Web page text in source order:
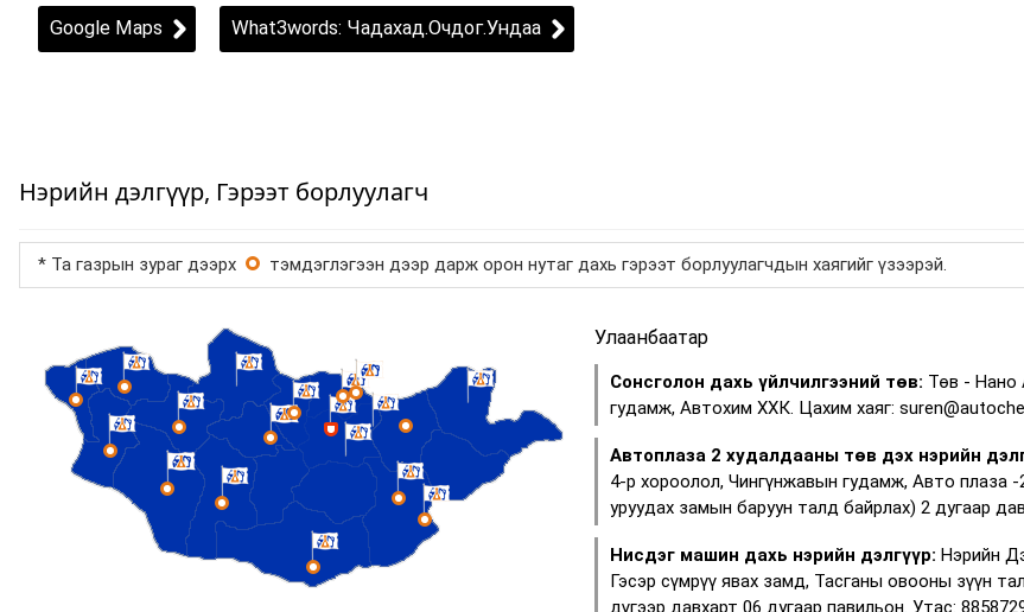
Google Maps What3words: Чадахад.Очдог.Ундаа
Нэрийн дэлгүүр, Гэрээт борлуулагч
* Та газрын зураг дээрх тэмдэглэгээн дээр дарж орон нутаг дахь гэрээт борлуулагчдын хаягийг үзээрэй.
Улаанбаатар
Сонсголон дахь үйлчилгээний төв: Төв - Нано
гудамж, Автохим ХХК. Цахим хаяг:
Автоплаза 2 худалдааны төв дэх нэрийн
4-р хороолол, Чингүнжавын гудамж, Авто плаза
уруудах замын баруун талд байрлах) 2 дугаар
Нисдэг машин дахь нэрийн дэлгүүр: Нэрийн
Гэсэр сүмрүү явах замд, Тасганы овооны зүүн
дүгээр давхарт 06 дугаар павильон. Утас: